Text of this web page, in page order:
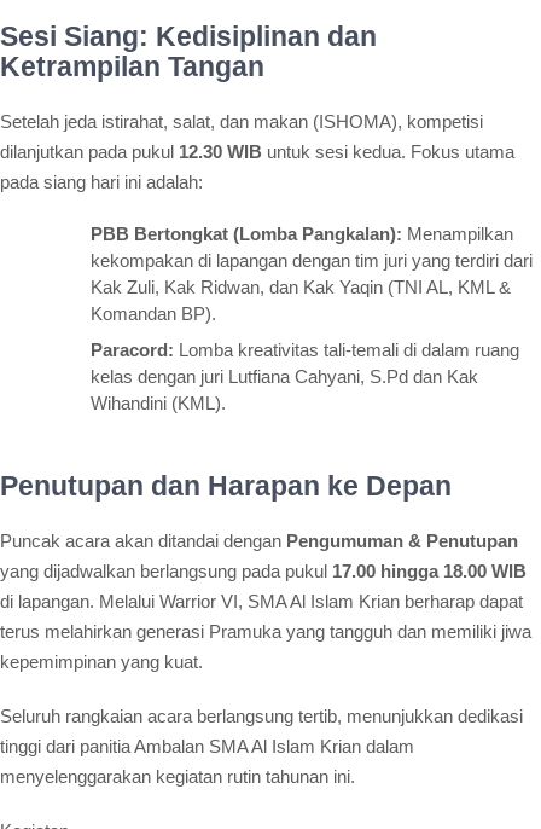
Sesi Siang: Kedisiplinan dan
Ketrampilan Tangan
Setelah jeda istirahat, salat, dan makan (ISHOMA), kompetisi
dilanjutkan pada pukul 12.30 WIB untuk sesi kedua. Fokus utama
pada siang hari ini adalah:
PBB Bertongkat (Lomba Pangkalan): Menampilkan
kekompakan di lapangan dengan tim juri yang terdiri dari
Kak Zuli, Kak Ridwan, dan Kak Yaqin (TNI AL, KML &
Komandan BP).
Paracord: Lomba kreativitas tali-temali di dalam ruang
kelas dengan juri Lutfiana Cahyani, S.Pd dan Kak
Wihandini (KML).
Penutupan dan Harapan ke Depan
Puncak acara akan ditandai dengan Pengumuman & Penutupan
yang dijadwalkan berlangsung pada pukul 17.00 hingga 18.00 WIB
di lapangan. Melalui Warrior VI, SMA Al Islam Krian berharap dapat
terus melahirkan generasi Pramuka yang tangguh dan memiliki jiwa
kepemimpinan yang kuat.
Seluruh rangkaian acara berlangsung tertib, menunjukkan dedikasi
tinggi dari panitia Ambalan SMA Al Islam Krian dalam
menyelenggarakan kegiatan rutin tahunan ini.